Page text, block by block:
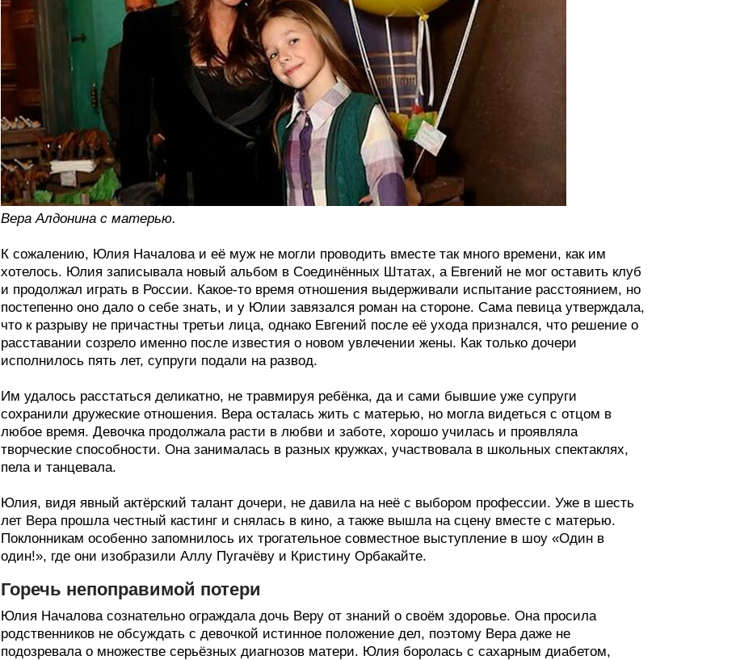
Вера Алдонина с матерью.
К сожалению, Юлия Началова и её муж не могли проводить вместе так много времени, как им
хотелось. Юлия записывала новый альбом в Соединённых Штатах, а Евгений не мог оставить клуб
и продолжал играть в России. Какое-то время отношения выдерживали испытание расстоянием, но
постепенно оно дало о себе знать, и у Юлии завязался роман на стороне. Сама певица утверждала,
что к разрыву не причастны третьи лица, однако Евгений после её ухода признался, что решение о
расставании созрело именно после известия о новом увлечении жены. Как только дочери
исполнилось пять лет, супруги подали на развод.
Им удалось расстаться деликатно, не травмируя ребёнка, да и сами бывшие уже супруги
сохранили дружеские отношения. Вера осталась жить с матерью, но могла видеться с отцом в
любое время. Девочка продолжала расти в любви и заботе, хорошо училась и проявляла
творческие способности. Она занималась в разных кружках, участвовала в школьных спектаклях,
пела и танцевала.
Юлия, видя явный актёрский талант дочери, не давила на неё с выбором профессии. Уже в шесть
лет Вера прошла честный кастинг и снялась в кино, а также вышла на сцену вместе с матерью.
Поклонникам особенно запомнилось их трогательное совместное выступление в шоу «Один в
один!», где они изобразили Аллу Пугачёву и Кристину Орбакайте.
Горечь непоправимой потери
Юлия Началова сознательно ограждала дочь Веру от знаний о своём здоровье. Она просила
родственников не обсуждать с девочкой истинное положение дел, поэтому Вера даже не
подозревала о множестве серьёзных диагнозов матери. Юлия боролась с сахарным диабетом,